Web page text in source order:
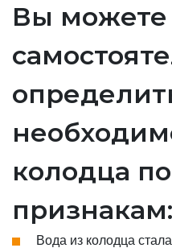
Вы можете
колодца
признакам:
Вода из колодца